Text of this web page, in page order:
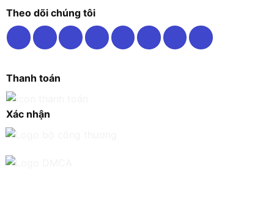
Theo dõi chúng tôi
Thanh toán
Xác nhận